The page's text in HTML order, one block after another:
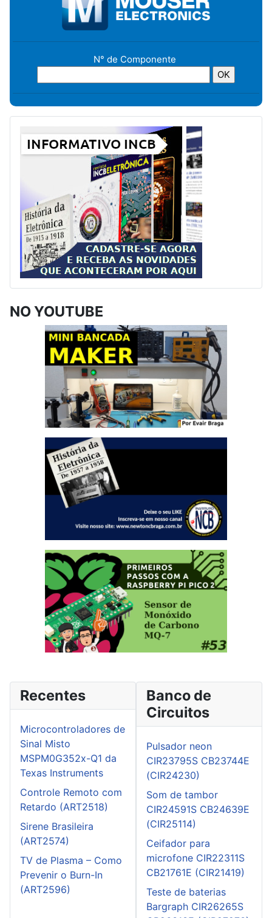
N° de Componente
NO YOUTUBE
Recentes
Microcontroladores de
Sinal Misto
MSPM0G352x-Q1 da
Texas Instruments
Controle Remoto com
Retardo (ART2518)
Sirene Brasileira
(ART2574)
TV de Plasma – Como
Prevenir o Burn-In
(ART2596)
Banco de
Circuitos
Pulsador neon
CIR23795S CB23744E
(CIR24230)
Som de tambor
CIR24591S CB24639E
(CIR25114)
Ceifador para
microfone CIR22311S
CB21761E (CIR21419)
Teste de baterias
Bargraph CIR26265S